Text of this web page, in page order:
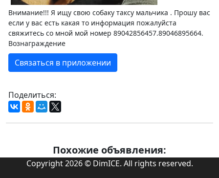
Внимание!!! Я ищу свою собаку таксу мальчика . Прошу вас
если у вас есть какая то информация пожалуйста
свяжитесь со мной мой номер 89042856457.89046895664.
Вознаграждение
Связаться в приложении
Поделиться:
Похожие объявления:
Copyright 2026 © DimICE. All rights reserved.